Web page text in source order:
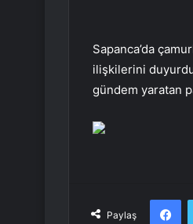
Sapanca’da
ilişkilerini
gündem yaratan
Paylaş